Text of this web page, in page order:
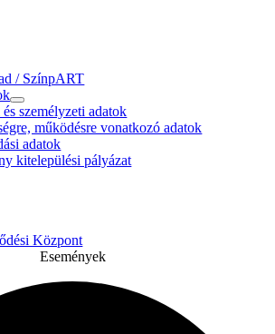
/ SzínpART
és személyzeti adatok
működésre vonatkozó adatok
adatok
kitelepülési pályázat
Események